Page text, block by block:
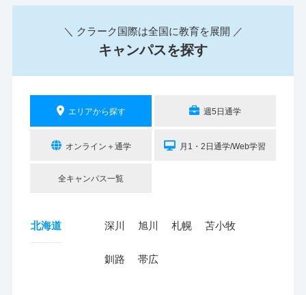
＼ クラーク国際は全国に教育を展開 ／
キャンパスを探す
エリアから探す 週5日通学
オンライン＋通学 月1・2日通学/Web学習
全キャンパス一覧
北海道 深川 旭川 札幌 苫小牧
釧路 帯広